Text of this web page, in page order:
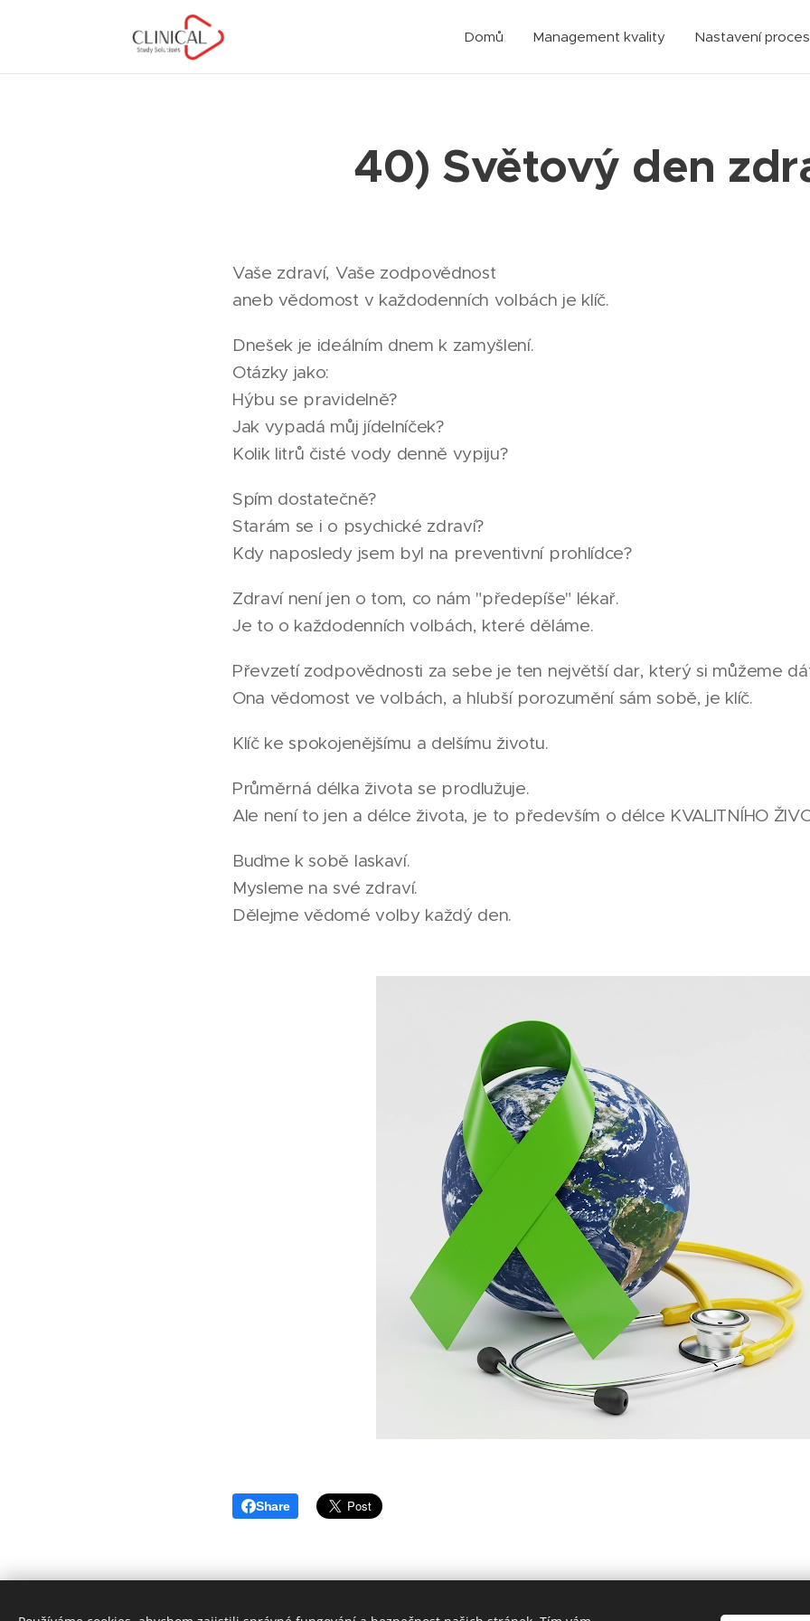
Domů Management kvality Nastavení
40) Světový den
Vaše zdraví, Vaše zodpovědnost
aneb vědomost v každodenních volbách je klíč.
Dnešek je ideálním dnem k zamyšlení.
Otázky jako:
Hýbu se pravidelně?
Jak vypadá můj jídelníček?
Kolik litrů čisté vody denně vypiju?
Spím dostatečně?
Starám se i o psychické zdraví?
Kdy naposledy jsem byl na preventivní prohlídce?
Zdraví není jen o tom, co nám "předepíše" lékař.
Je to o každodenních volbách, které děláme.
Převzetí zodpovědnosti za sebe je ten největší dar, který si můžeme
Ona vědomost ve volbách, a hlubší porozumění sám sobě, je klíč.
Klíč ke spokojenějšímu a delšímu životu.
Průměrná délka života se prodlužuje.
Ale není to jen a délce života, je to především o délce KVALITNÍHO
Buďme k sobě laskaví.
Mysleme na své zdraví.
Dělejme vědomé volby každý den.
Share